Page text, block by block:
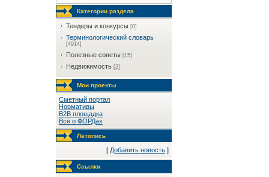
Категории раздела
Тендеры и конкурсы [0]
Терминологический словарь
[4914]
Полезные советы [15]
Недвижимость [2]
Мои проекты
Сметный портал
Нормативы
B2B площадка
Всё о ФОРДах
Летопись
[ Добавить новость ]
Ссылки